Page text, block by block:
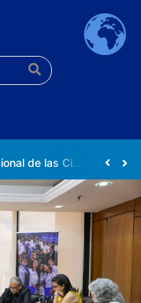
Universidad Nacional de las Ciencias impulsa vocaciones científicas en la Expoferia de Oportunidades de Estudio 2026